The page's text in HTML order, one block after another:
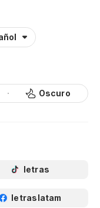
Oscuro
letras
letraslatam